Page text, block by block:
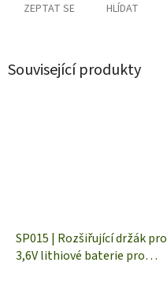
ZEPTAT SE HLÍDAT
Související produkty
SP015 | Rozšiřující držák pro
3,6V lithiové baterie pro